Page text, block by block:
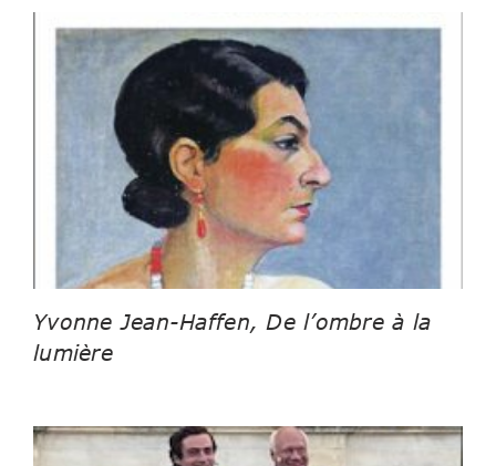
Yvonne Jean-Haffen, De l’ombre à la
lumière